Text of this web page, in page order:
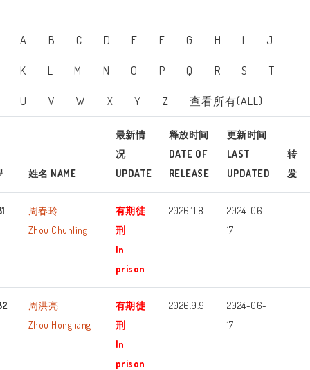
A B C D E F G H I J
K L M N O P Q R S T
U V W X Y Z 查看所有(ALL)
姓名 NAME
最新情
况
UPDATE
释放时间
DATE OF
RELEASE
更新时间
LAST
UPDATED
转
发
周春玲
Zhou Chunling
有期徒
刑
In
prison
2026.11.8
2024-06-
17
周洪亮
Zhou Hongliang
有期徒
刑
In
prison
2026.9.9
2024-06-
17